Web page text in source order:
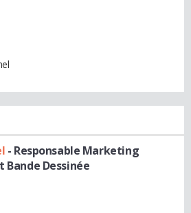
- Responsable Marketing
Bande Dessinée